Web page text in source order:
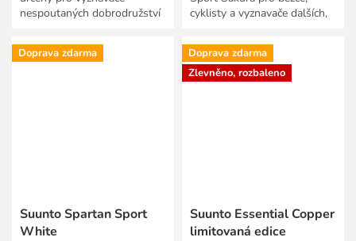
nespoutaných dobrodružství
tam, kam žádná jiná noha...
cyklisty a vyznavače dalších,
měří vzdálenosti, rychlost,...
Doprava zdarma
Suunto Spartan Sport
White
Doprava zdarma
Zlevněno, rozbaleno
Suunto Essential Copper
limitovaná edice